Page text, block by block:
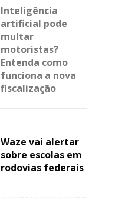
Inteligência
artificial pode
multar
motoristas?
Entenda como
funciona a nova
fiscalização
Waze vai alertar
sobre escolas em
rodovias federais